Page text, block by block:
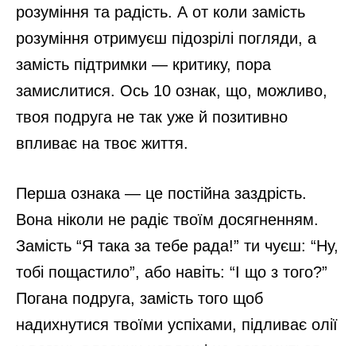
розуміння та радість. А от коли замість
розуміння отримуєш підозрілі погляди, а
замість підтримки — критику, пора
замислитися. Ось 10 ознак, що, можливо,
твоя подруга не так уже й позитивно
впливає на твоє життя.
Перша ознака — це постійна заздрість.
Вона ніколи не радіє твоїм досягненням.
Замість “Я така за тебе рада!” ти чуєш: “Ну,
тобі пощастило”, або навіть: “І що з того?”
Погана подруга, замість того щоб
надихнутися твоїми успіхами, підливає олії